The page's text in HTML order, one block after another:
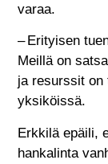
varaa.
– Erityisen
Meillä on
ja resurssit on
yksiköissä.
Erkkilä epäili,
hankalinta